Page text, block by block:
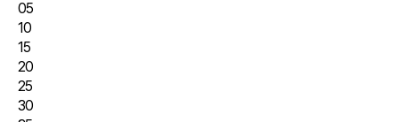
05
10
15
20
25
30